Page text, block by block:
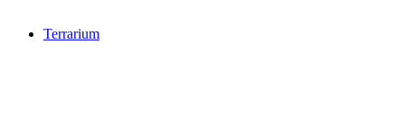
Terrarium